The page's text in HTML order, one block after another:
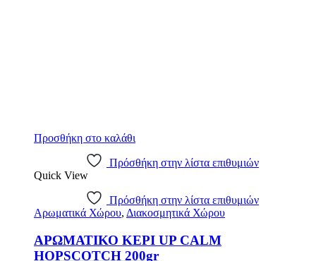
Προσθήκη στο καλάθι
Πρόσθήκη στην λίστα επιθυμιών
Quick View
Πρόσθήκη στην λίστα επιθυμιών
Αρωματικά Χώρου, Διακοσμητικά Χώρου
ΑΡΩΜΑΤΙΚΟ ΚΕΡΙ UP CALM
HOPSCOTCH 200gr